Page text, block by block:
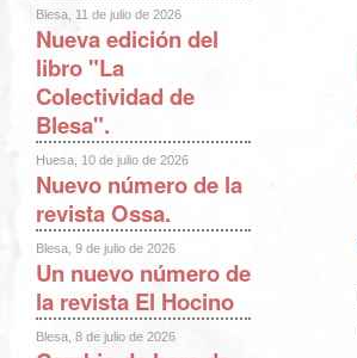
Blesa, 11 de julio de 2026
Nueva edición del
libro "La
Colectividad de
Blesa".
Huesa, 10 de julio de 2026
Nuevo número de la
revista Ossa.
Blesa, 9 de julio de 2026
Un nuevo número de
la revista El Hocino
Blesa, 8 de julio de 2026